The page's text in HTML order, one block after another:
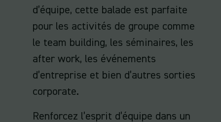
d’équipe, cette balade est parfaite
pour les activités de groupe comme
le team building, les séminaires, les
after work, les événements
d’entreprise et bien d’autres sorties
corporate.
Renforcez l’esprit d’équipe dans un